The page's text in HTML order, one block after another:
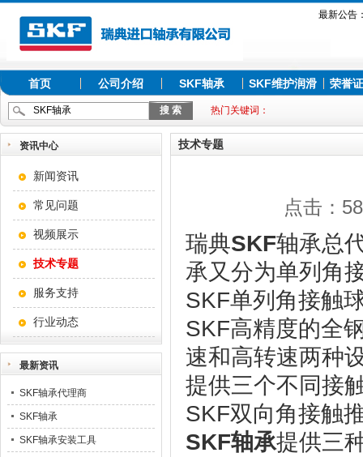
最新公告
首页 公司介绍 SKF轴承 SKF维护润滑 荣誉
热门关键词：
资讯中心
新闻资讯
常见问题
视频展示
技术专题
服务支持
行业动态
最新资讯
SKF轴承代理商
SKF轴承
SKF轴承安装工具
技术专题
点击：
瑞典SKF轴承总
承又分为单列角
SKF单列角接触
SKF高精度的全
速和高转速两种
提供三个不同接
SKF双向角接触
SKF轴承提供三